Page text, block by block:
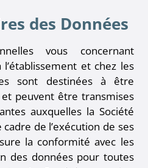
des Données
vous concernant
et chez les
sont destinées à être
peuvent être transmises
auxquelles la Société
de l’exécution de ses
la conformité avec les
des données pour toutes